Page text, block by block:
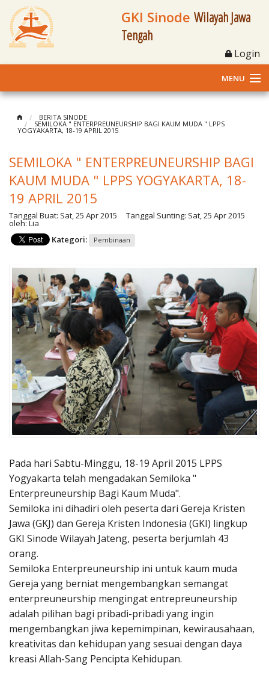
GKI Sinode Wilayah Jawa
Tengah
Login
MENU
Profil
Klasis dan Jemaat
Berita Kegiatan
Fasilitas
Penerbitan
BERITA SINODE
SEMILOKA " ENTERPREUNEURSHIP BAGI KAUM MUDA " LPPS
YOGYAKARTA, 18-19 APRIL 2015
SEMILOKA " ENTERPREUNEURSHIP BAGI
KAUM MUDA " LPPS YOGYAKARTA, 18-
19 APRIL 2015
Tanggal Buat: Sat, 25 Apr 2015 Tanggal Sunting: Sat, 25 Apr 2015
oleh:Lia
Kategori:
Pembinaan
Pada hari Sabtu-Minggu, 18-19 April 2015 LPPS
Yogyakarta telah mengadakan Semiloka "
Enterpreuneurship Bagi Kaum Muda".
Semiloka ini dihadiri oleh peserta dari Gereja Kristen
Jawa (GKJ) dan Gereja Kristen Indonesia (GKI) lingkup
GKI Sinode Wilayah Jateng, peserta berjumlah 43
orang.
Semiloka Enterpreuneurship ini untuk kaum muda
Gereja yang berniat mengembangkan semangat
enterpreuneurship mengingat entrepreuneurship
adalah pilihan bagi pribadi-pribadi yang ingin
mengembangkan jiwa kepemimpinan, kewirausahaan,
kreativitas dan kehidupan yang sesuai dengan daya
kreasi Allah-Sang Pencipta Kehidupan.